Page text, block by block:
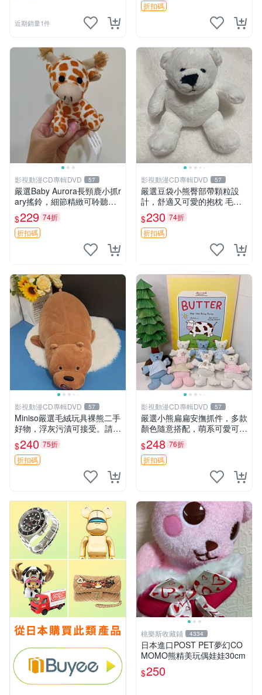
近期銷量1件
折扣碼
影視動漫CD專輯DVD 57
嚴選Baby Aurora長頸鹿小抓r
ary搖鈴，細節精緻可聆聽清
脆鈴音 軟萌可愛 定制紀念 金
屬搖鈴 新手媽咪推薦 長頸鹿
抓rary 搖鈴
$229 74折
折扣碼
影視動漫CD專輯DVD 57
嚴選豆袋小熊臀部帶顆粒設
計，舒適又可愛的抱枕 毛絨
抱枕、臀部按摩、坐墊
$230 74折
折扣碼
影視動漫CD專輯DVD 57
Miniso嚴選毛絨玩具裸熊二手
好物，浮灰污漬可接受。請詳
閱照片再下單，售出不退不
換。全新品相收藏推薦。 裸
熊 毛絨玩具 收藏
$240 75折
折扣碼
影視動漫CD專輯DVD 57
嚴選小熊扁扁安撫抓件，多款
顏色隨意搭配，萌系可愛可改
掛件 小熊安撫抓件 憶記 抓繩
孩童掛件
$248 76折
折扣碼
桃樂斯收藏鋪 4334
日本進口POST PET夢幻CO
MOMO熊精美玩偶娃娃30cm
$250